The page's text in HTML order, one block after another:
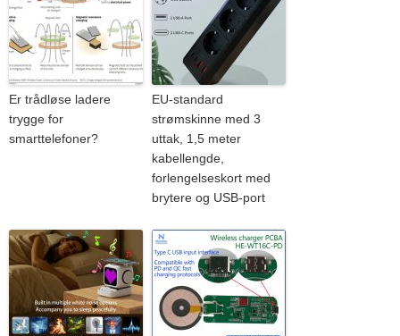
Er trådløse ladere
trygge for
smarttelefoner?
EU-standard
strømskinne med 3
uttak, 1,5 meter
kabellengde,
forlengelseskort med
brytere og USB-port